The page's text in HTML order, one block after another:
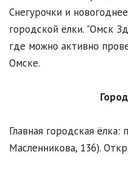
Снегурочки и
городской ёлки. "Омск
где можно активно
Омске.
Главная городская
Масленникова, 136).